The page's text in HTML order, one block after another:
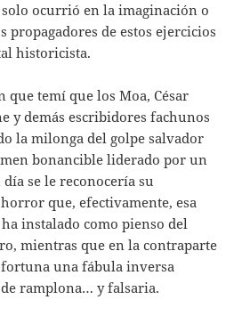
ocurrió en la imaginación o
propagadores de estos ejercicios
historicista.
que temí que los Moa, César
y demás escribidores fachunos
la milonga del golpe salvador
bonancible liderado por un
se le reconocería su
que, efectivamente, esa
instalado como pienso del
mientras que en la contraparte
una fábula inversa
ramplona… y falsaria.